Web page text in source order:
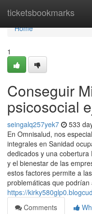
ticketsbookmarks
Home
Home
1
Conseguir
psicosocial
seingalq257yek7 533
En Omnisalud, nos
integrales en Sanidad
dedicados y una
y el bienestar de las
estos factores permite a
problemáticas que
https://
Comments